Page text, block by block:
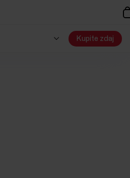
Kupite zdaj